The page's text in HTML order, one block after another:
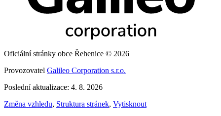
Oficiální stránky obce Řehenice © 2026
Provozovatel Galileo Corporation s.r.o.
Poslední aktualizace: 4. 8. 2026
Změna vzhledu, Struktura stránek, Vytisknout